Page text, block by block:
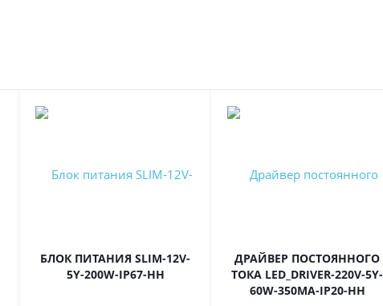
БЛОК ПИТАНИЯ SLIM-12V-
5Y-200W-IP67-HH
ДРАЙВЕР ПОСТОЯННОГО
ТОКА LED_DRIVER-220V-5Y-
60W-350МА-IP20-HH